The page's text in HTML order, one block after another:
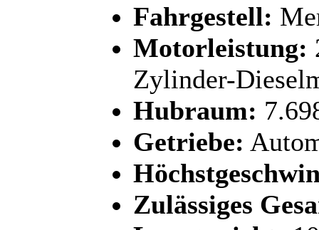
Fahrgestell:
Motorleistung:
Zylinder-
Hubraum:
Getriebe:
Zulässiges